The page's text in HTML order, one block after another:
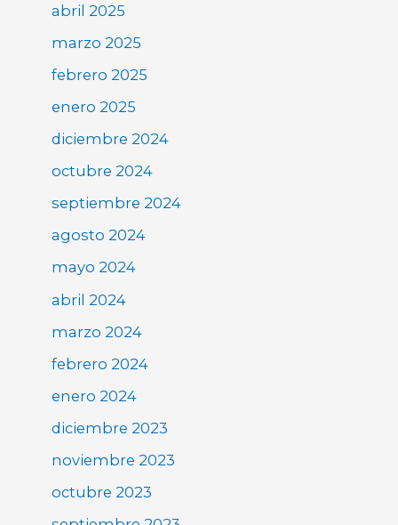
abril 2025
marzo 2025
febrero 2025
enero 2025
diciembre 2024
octubre 2024
septiembre 2024
agosto 2024
mayo 2024
abril 2024
marzo 2024
febrero 2024
enero 2024
diciembre 2023
noviembre 2023
octubre 2023